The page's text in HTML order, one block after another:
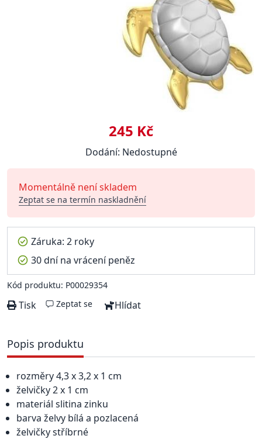
245 Kč
Dodání: Nedostupné
Momentálně není skladem
Zeptat se na termín naskladnění
Záruka: 2 roky
30 dní na vrácení peněz
Kód produktu: P00029354
Tisk Zeptat se Hlídat
Popis produktu
rozměry 4,3 x 3,2 x 1 cm
želvičky 2 x 1 cm
materiál slitina zinku
barva želvy bílá a pozlacená
želvičky stříbrné